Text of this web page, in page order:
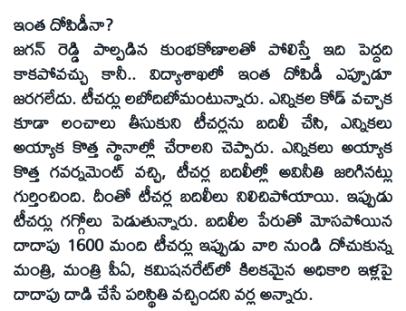
ఇంత దోపిడీనా?
జగన్‌ రెడ్డి పాల్పడిన కుంభకోణాలతో పోలిస్తే ఇది పెద్దది
కాకపోవచ్చు కానీ.. విద్యాశాఖలో ఇంత దోపిడీ ఎప్పూడూ
జరగలేదు. టీచర్లు లబోదిబోమంటున్నారు. ఎన్నికల కోడ్‌ వచ్చాక
కూడా లంచాలు తీసుకుని టీచర్లను బదిలీ చేసి, ఎన్నికలు
అయ్యాక కొత్త స్థానాల్లో చేరాలని చెప్పారు. ఎన్నికలు అయ్యాక
కొత్త గవర్నమెంట్‌ వచ్చి, టీచర్ల బదిలీల్లో అవినీతి జరిగినట్లు
గుర్తించింది. దీంతో టీచర్ల బదిలీలు నిలిచిపోయాయి. ఇప్పుడు
టీచర్లు గగ్గోలు పెడుతున్నారు. బదిలీల పేరుతో మోసపోయిన
దాదాపు 1600 మంది టీచర్లు ఇప్పుడు వారి నుండి దోచుకున్న
మంత్రి, మంత్రి పీఏ, కమిషనరేట్‌లో కిలకమైన అధికారి ఇళ్లపై
దాదాపు దాడి చేసే పరిస్థితి వచ్చిందని వర్ల అన్నారు.